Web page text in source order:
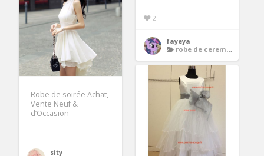
2
fayeya
robe de ceremonie noire
Robe de soirée Achat,
Vente Neuf &
d’Occasion
sity